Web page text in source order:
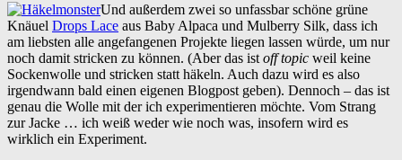
Und außerdem zwei so unfassbar schöne grüne
Knäuel Drops Lace aus Baby Alpaca und Mulberry Silk, dass ich
am liebsten alle angefangenen Projekte liegen lassen würde, um nur
noch damit stricken zu können. (Aber das ist off topic weil keine
Sockenwolle und stricken statt häkeln. Auch dazu wird es also
irgendwann bald einen eigenen Blogpost geben). Dennoch – das ist
genau die Wolle mit der ich experimentieren möchte. Vom Strang
zur Jacke … ich weiß weder wie noch was, insofern wird es
wirklich ein Experiment.